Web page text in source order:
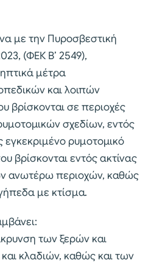
με την Πυροσβεστική
(ΦΕΚ Β’ 2549),
μέτρα
και λοιπών
σε περιοχές
σχεδίων, εντός
ρυμοτομικό
βρίσκονται εντός ακτίνας
ανωτέρω περιοχών, καθώς
με κτίσμα.
των ξερών και
κλαδιών, καθώς και των